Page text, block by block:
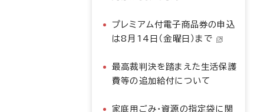
プレミアム付電子商品券の申込
は8月14日（金曜日）まで
最高裁判決を踏まえた生活保護
費等の追加給付について
家庭用ごみ・資源の指定袋に関